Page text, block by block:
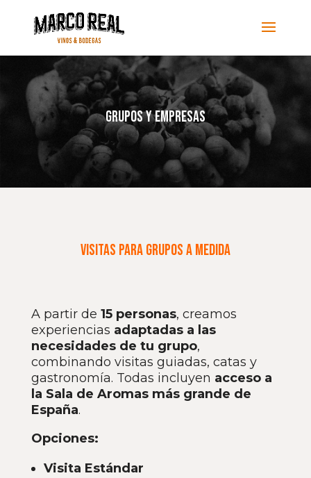
Grupos y empresas
Visitas para grupos a medida
A partir de 15 personas, creamos
experiencias adaptadas a las
necesidades de tu grupo,
combinando visitas guiadas, catas y
gastronomía. Todas incluyen acceso a
la Sala de Aromas más grande de
España.
Opciones:
Visita Estándar